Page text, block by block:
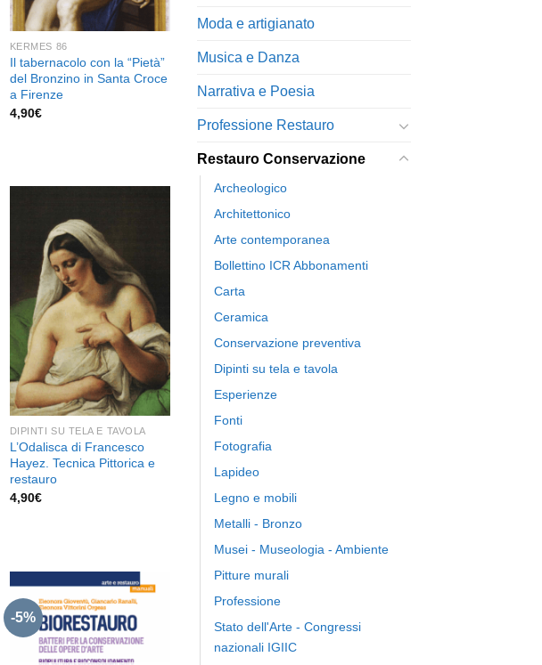
KERMES 86
Il tabernacolo con la “Pietà”
del Bronzino in Santa Croce
a Firenze
4,90€
Aggiungi
alla lista
dei
desideri
DIPINTI SU TELA E TAVOLA
L’Odalisca di Francesco
Hayez. Tecnica Pittorica e
restauro
4,90€
-5%
Moda e artigianato
Musica e Danza
Narrativa e Poesia
Professione Restauro
Restauro Conservazione
Archeologico
Architettonico
Arte contemporanea
Bollettino ICR Abbonamenti
Carta
Ceramica
Conservazione preventiva
Dipinti su tela e tavola
Esperienze
Fonti
Fotografia
Lapideo
Legno e mobili
Metalli - Bronzo
Musei - Museologia - Ambiente
Pitture murali
Professione
Stato dell'Arte - Congressi
nazionali IGIIC